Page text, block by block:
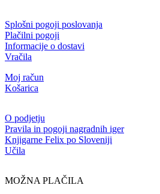
Splošni pogoji poslovanja
Plačilni pogoji
Informacije o dostavi
Vračila
Moj račun
Košarica
O podjetju
Pravila in pogoji nagradnih iger
Knjigarne Felix po Sloveniji
Učila
MOŽNA PLAČILA